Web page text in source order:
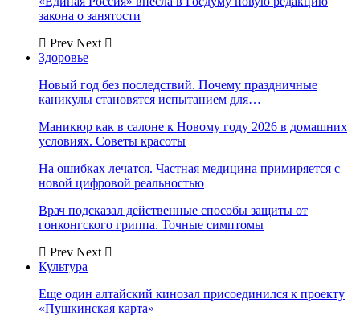
закона о занятости
Prev Next
Здоровье
Новый год без последствий. Почему праздничные
каникулы становятся испытанием для…
Маникюр как в салоне к Новому году 2026 в домашних
условиях. Советы красоты
На ошибках лечатся. Частная медицина примиряется с
новой цифровой реальностью
Врач подсказал действенные способы защиты от
гонконгского гриппа. Точные симптомы
Prev Next
Культура
Еще один алтайский кинозал присоединился к проекту
«Пушкинская карта»